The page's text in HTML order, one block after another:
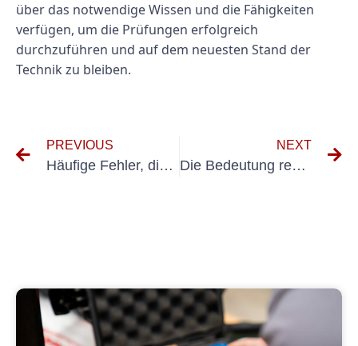
über das notwendige Wissen und die Fähigkeiten
verfügen, um die Prüfungen erfolgreich
durchzuführen und auf dem neuesten Stand der
Technik zu bleiben.
PREVIOUS
Häufige Fehler, die es bei der Umsetzung der Prüffristen BGV A3 zu vermeiden gilt
NEXT
Die Bedeutung regelmäßiger Inspektionen gemäß DGUV Vorschrift 3